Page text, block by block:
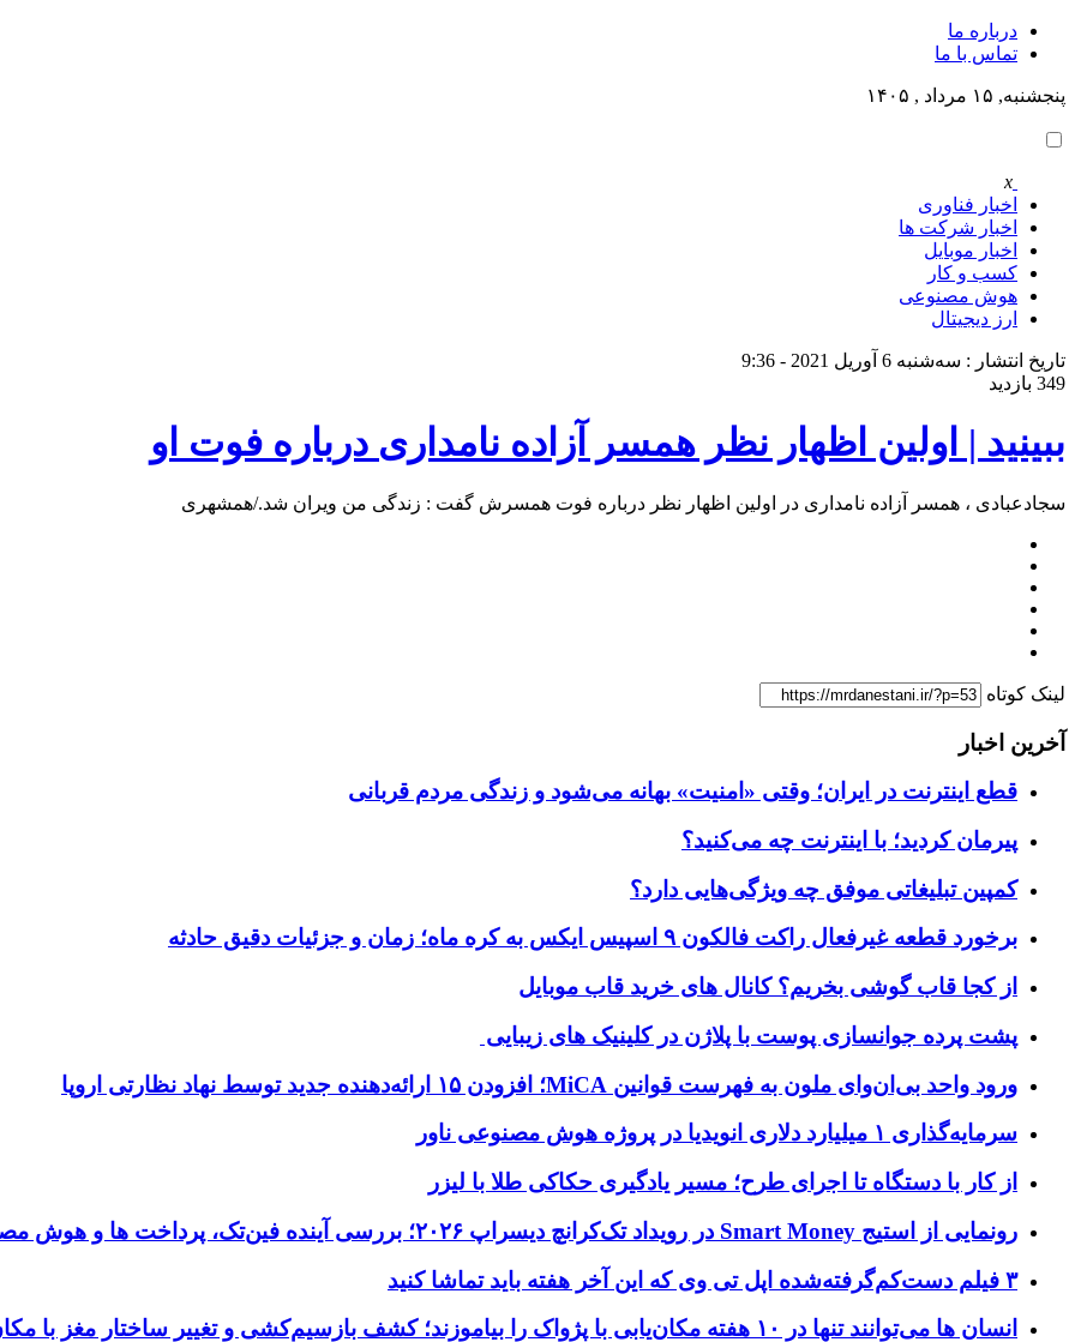
درباره ما
تماس با ما
پنجشنبه, ۱۵ مرداد , ۱۴۰۵
x
اخبار فناوری
اخبار شرکت ها
اخبار موبایل
کسب و کار
هوش مصنوعی
ارز دیجیتال
تاریخ انتشار : سه‌شنبه 6 آوریل 2021 - 9:36
349 بازدید
ببینید | اولین اظهار نظر همسر آزاده نامداری درباره فوت او
سجادعبادی ، همسر آزاده نامداری در اولین اظهار نظر درباره فوت همسرش گفت : زندگی من ویران شد./همشهری
لینک کوتاه
آخرین اخبار
قطع اینترنت در ایران؛ وقتی «امنیت» بهانه می‌شود و زندگی مردم قربانی
پیرمان کردید؛ با اینترنت چه می‌کنید؟
کمپین تبلیغاتی موفق چه ویژگی‌هایی دارد؟
برخورد قطعه غیرفعال راکت فالکون ۹ اسپیس ایکس به کره ماه؛ زمان و جزئیات دقیق حادثه
از کجا قاب گوشی بخریم؟ کانال های خرید قاب موبایل
پشت پرده جوانسازی پوست با پلاژن در کلینیک های زیبایی
ورود واحد بی‌ان‌وای ملون به فهرست قوانین MiCA؛ افزودن ۱۵ ارائه‌دهنده جدید توسط نهاد نظارتی اروپا
سرمایه‌گذاری ۱ میلیارد دلاری انویدیا در پروژه هوش مصنوعی ناور
از کار با دستگاه تا اجرای طرح؛ مسیر یادگیری حکاکی طلا با لیزر
رونمایی از استیج Smart Money در رویداد تک‌کرانچ دیسراپ ۲۰۲۶؛ بررسی آینده فین‌تک، پرداخت‌ ها و هوش مصنوعی
۳ فیلم دست‌کم‌گرفته‌شده اپل تی وی که این آخر هفته باید تماشا کنید
انسان‌ ها می‌توانند تنها در ۱۰ هفته مکان‌یابی با پژواک را بیاموزند؛ کشف بازسیم‌کشی و تغییر ساختار مغز با مکان‌یابی صوتی